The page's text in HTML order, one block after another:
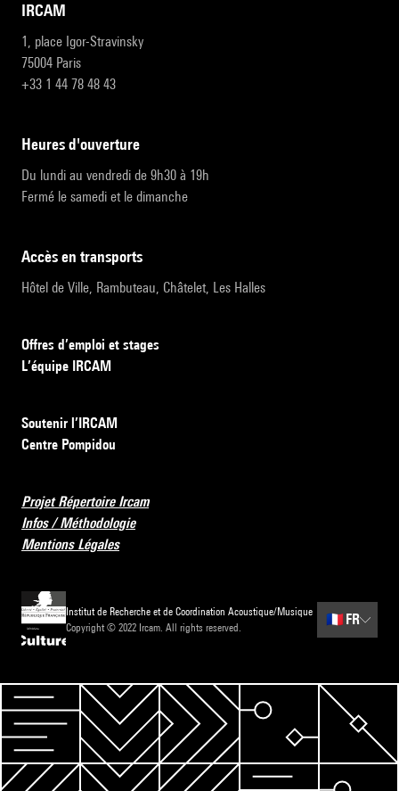
IRCAM
1, place Igor-Stravinsky
75004 Paris
+33 1 44 78 48 43
heures d'ouverture
Du lundi au vendredi de 9h30 à 19h
Fermé le samedi et le dimanche
accès en transports
Hôtel de Ville, Rambuteau, Châtelet, Les Halles
Offres d’emploi et stages
L’équipe IRCAM
Soutenir l’IRCAM
Centre Pompidou
Projet Répertoire Ircam
Infos / Méthodologie
Mentions Légales
Institut de Recherche et de Coordination Acoustique/Musique
Copyright © 2022 Ircam. All rights reserved.
🇫🇷 FR